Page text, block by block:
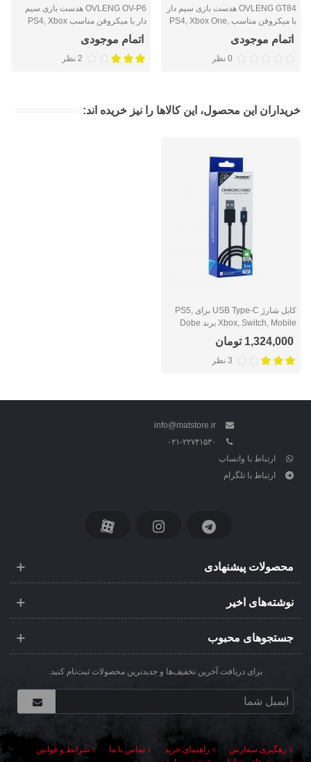
OVLENG GT84 هدست بازی سیم دار
با میکروفن مناسب PS4, Xbox One,
Nintendo Switch, PC, PS3, Mac,
Laptop
اتمام موجودی
0 نظر
OVLENG OV-P6 هدست بازی سیم
دار با میکروفن مناسب PS4, Xbox
One, Nintendo Switch, PC, PS3,
Mac, Laptop
اتمام موجودی
2 نظر
خریداران این محصول، این کالاها را نیز خریده اند:
کابل شارژ USB Type-C برای PS5,
Xbox, Switch, Mobile برند Dobe
1,324,000 تومان
3 نظر
info@matstore.ir
۰۲۱-۲۲۷۴۱۵۳۰
ارتباط با واتساپ
ارتباط با تلگرام
محصولات پیشنهادی
نوشته‌های اخیر
جستجوهای محبوب
برای دریافت آخرین تخفیف‌ها و جدیدترین محصولات ثبت‌نام کنید.
رهگیری سفارش راهنمای خرید تماس با ما
شرایط و قوانین